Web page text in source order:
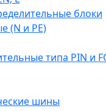
блоки
(N и PE)
типа PIN и
шины